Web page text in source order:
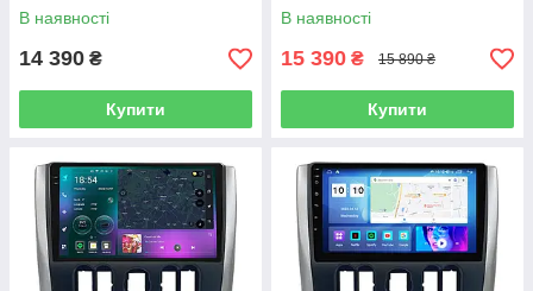
В наявності
14 390 ₴
Купити
В наявності
15 390 ₴ 15 890 ₴
Купити